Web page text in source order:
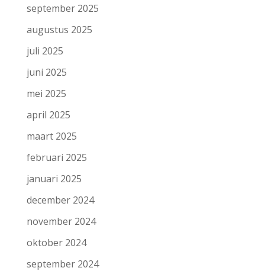
september 2025
augustus 2025
juli 2025
juni 2025
mei 2025
april 2025
maart 2025
februari 2025
januari 2025
december 2024
november 2024
oktober 2024
september 2024